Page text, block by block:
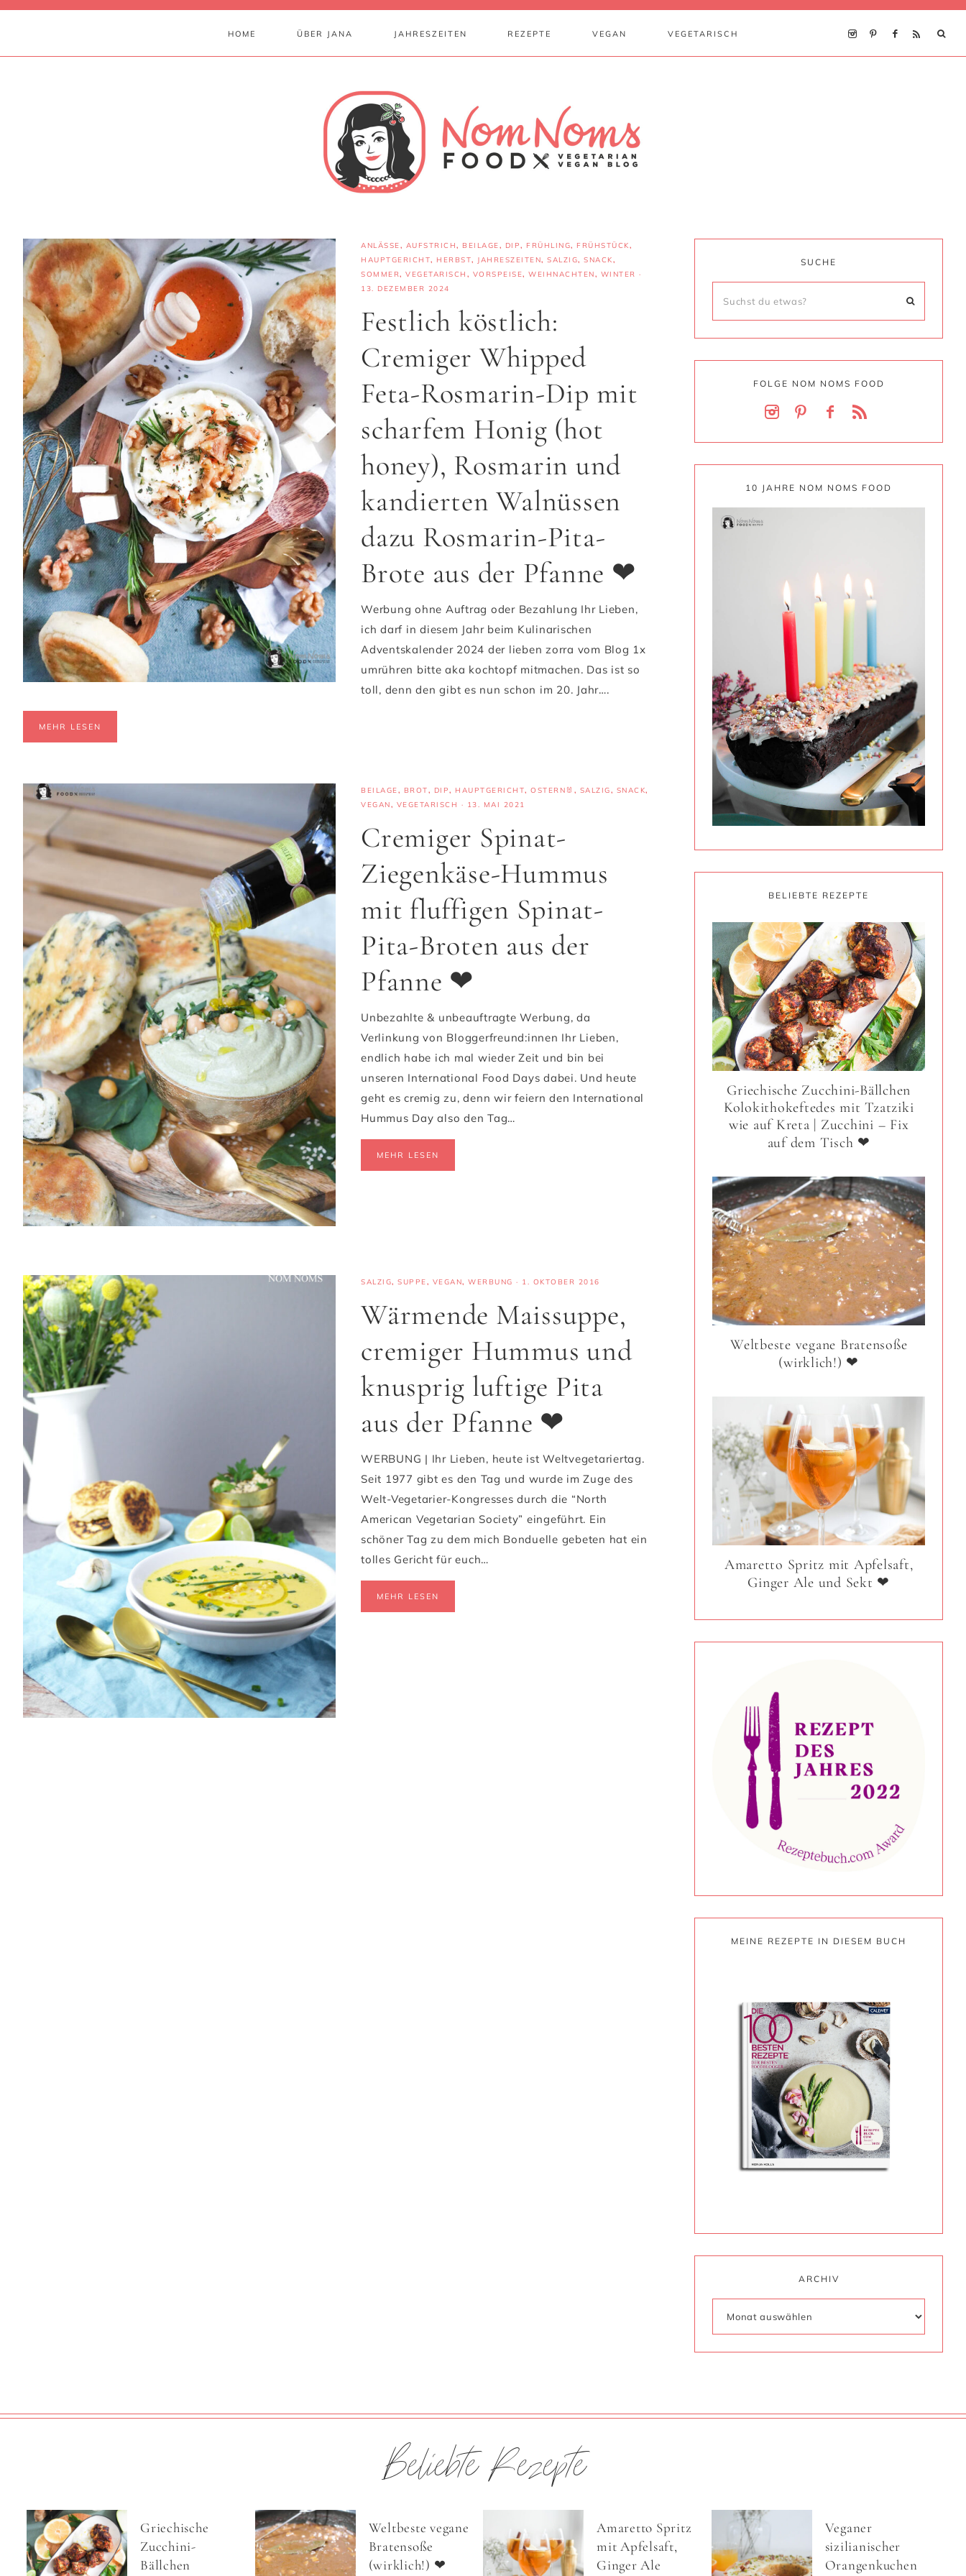
HOME ÜBER JANA JAHRESZEITEN REZEPTE VEGAN VEGETARISCH
ANLÄSSE, AUFSTRICH, BEILAGE, DIP, FRÜHLING, FRÜHSTÜCK,
HAUPTGERICHT, HERBST, JAHRESZEITEN, SALZIG, SNACK,
SOMMER, VEGETARISCH , VORSPEISE, WEIHNACHTEN, WINTER ·
13. DEZEMBER 2024
Festlich köstlich:
Cremiger Whipped
Feta-Rosmarin-Dip mit
scharfem Honig (hot
honey), Rosmarin und
kandierten Walnüssen
dazu Rosmarin-Pita-
Brote aus der Pfanne ❤
Werbung ohne Auftrag oder Bezahlung Ihr Lieben,
ich darf in diesem Jahr beim Kulinarischen
Adventskalender 2024 der lieben zorra vom Blog 1x
umrühren bitte aka kochtopf mitmachen. Das ist so
toll, denn den gibt es nun schon im 20. Jahr….
MEHR LESEN
BEILAGE, BROT, DIP, HAUPTGERICHT, OSTERN🐰 , SALZIG, SNACK,
VEGAN, VEGETARISCH · 13. MAI 2021
Cremiger Spinat-
Ziegenkäse-Hummus
mit fluffigen Spinat-
Pita-Broten aus der
Pfanne ❤
Unbezahlte & unbeauftragte Werbung, da
Verlinkung von Bloggerfreund:innen Ihr Lieben,
endlich habe ich mal wieder Zeit und bin bei
unseren International Food Days dabei. Und heute
geht es cremig zu, denn wir feiern den International
Hummus Day also den Tag…
MEHR LESEN
SALZIG, SUPPE, VEGAN, WERBUNG · 1. OKTOBER 2016
Wärmende Maissuppe,
cremiger Hummus und
knusprig luftige Pita
aus der Pfanne ❤
WERBUNG | Ihr Lieben, heute ist Weltvegetariertag.
Seit 1977 gibt es den Tag und wurde im Zuge des
Welt-Vegetarier-Kongresses durch die “North
American Vegetarian Society” eingeführt. Ein
schöner Tag zu dem mich Bonduelle gebeten hat ein
tolles Gericht für euch…
MEHR LESEN
SUCHE
FOLGE NOM NOMS FOOD
10 JAHRE NOM NOMS FOOD
BELIEBTE REZEPTE
Griechische Zucchini-Bällchen
Kolokithokeftedes mit Tzatziki
wie auf Kreta | Zucchini – Fix
auf dem Tisch ❤
Weltbeste vegane Bratensoße
(wirklich!) ❤
Amaretto Spritz mit Apfelsaft,
Ginger Ale und Sekt ❤
MEINE REZEPTE IN DIESEM BUCH
ARCHIV
Beliebte Rezepte
Griechische
Zucchini-
Bällchen
Weltbeste vegane
Bratensoße
(wirklich!) ❤
Amaretto Spritz
mit Apfelsaft,
Ginger Ale
Veganer
sizilianischer
Orangenkuchen